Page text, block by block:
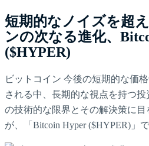
短期的なノイズを超
ンの次なる進化、
($HYPER)
ビットコイン 今後の短期的な価
される中、長期的な視点を持つ
の技術的な限界とその解決策に目
が、「Bitcoin Hyper ($HYPER)」で